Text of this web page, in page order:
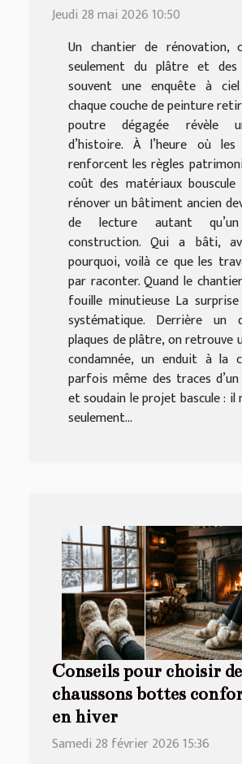
Jeudi 28 mai 2026 10:50
Un chantier de rénovation,
seulement du plâtre et des
souvent une enquête à
chaque couche de peinture
poutre dégagée révèle
d’histoire. À l’heure où les
renforcent les règles
coût des matériaux
rénover un bâtiment ancien
de lecture autant
construction. Qui a bâti,
pourquoi, voilà ce que les
par raconter. Quand le
fouille minutieuse La
systématique. Derrière un
plaques de plâtre, on retrouve
condamnée, un enduit à la
parfois même des traces
et soudain le projet bascule : il
seulement...
Conseils pour choisir
chaussons bottes
en hiver
Samedi 28 février 2026 15:36